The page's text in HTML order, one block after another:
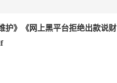
护》《网上黑平台拒绝出款说财